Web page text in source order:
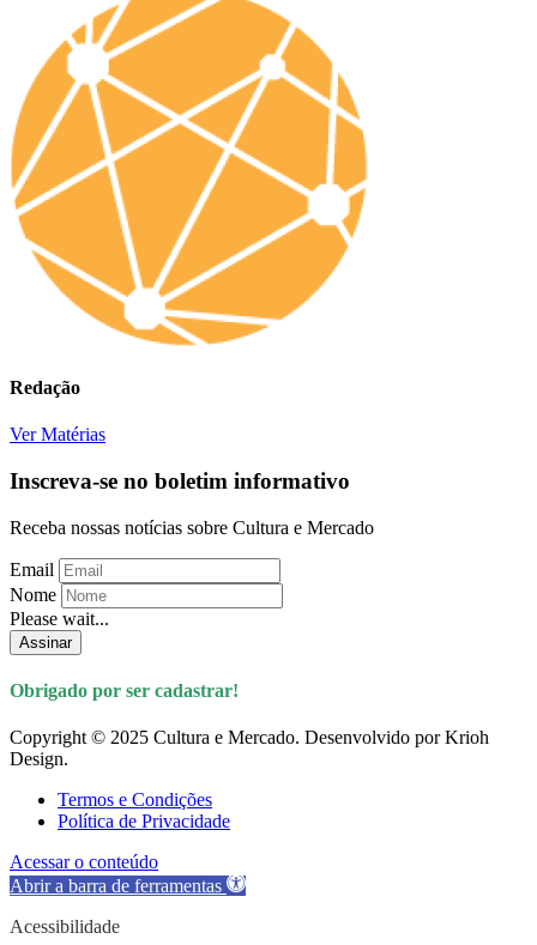
Redação
Ver Matérias
Inscreva-se no boletim informativo
Receba nossas notícias sobre Cultura e Mercado
Email
Nome
Please wait...
Assinar
Obrigado por ser cadastrar!
Copyright © 2025 Cultura e Mercado. Desenvolvido por Krioh
Design.
Termos e Condições
Política de Privacidade
Acessar o conteúdo
Abrir a barra de ferramentas
Acessibilidade